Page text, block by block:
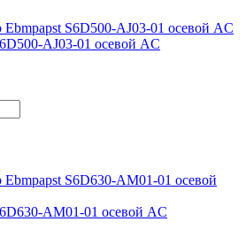
AJ03-01 осевой AC
AM01-01 осевой AC